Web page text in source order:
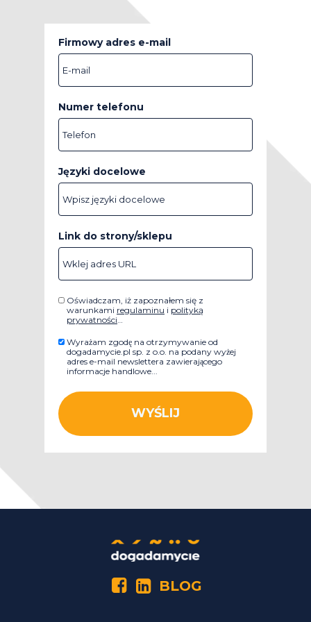
spójność treści i jednolity styl
tekstów.
Firmowy adres e-mail
Numer telefonu
Języki docelowe
Link do strony/sklepu
Oświadczam, iż zapoznałem się z
warunkami regulaminu i polityką
prywatności
Wyrażam zgodę na otrzymywanie od
dogadamycie.pl sp. z o.o. na podany wyżej
adres e-mail newslettera zawierającego
informacje handlowe...
WYŚLIJ
BLOG